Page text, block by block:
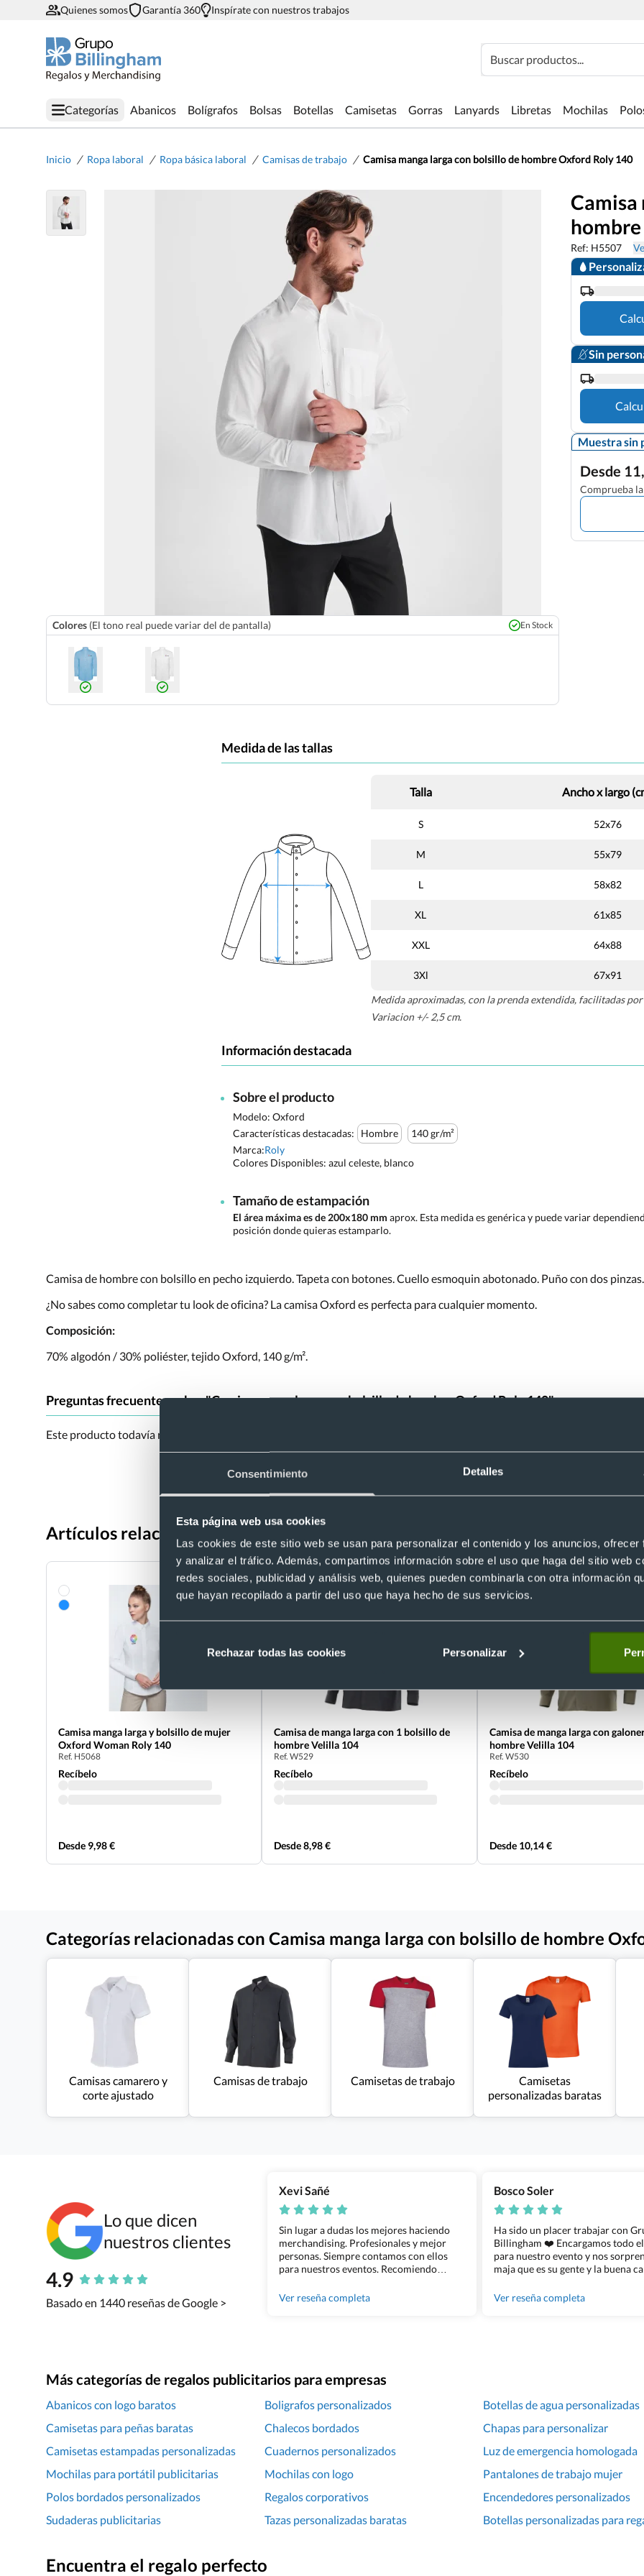
Consentimiento Detalles
Esta página web usa cookies
Las cookies de este sitio web se usan para personalizar el contenido y los anuncios,
y analizar el tráfico. Además, compartimos información sobre el uso que haga del sitio web
redes sociales, publicidad y análisis web, quienes pueden combinarla con otra información
que hayan recopilado a partir del uso que haya hecho de sus servicios.
Rechazar todas las cookies Personalizar
Quienes somos Garantía 360 Inspírate con nuestros trabajos
Buscar productos...
Categorías Abanicos Bolígrafos Bolsas Botellas Camisetas Gorras Lanyards Libretas Mochilas
Inicio / Ropa laboral / Ropa básica laboral / Camisas de trabajo / Camisa manga larga con bolsillo de hombre Oxford Roly 140
Colores (El tono real puede variar del de pantalla) En Stock
Camisa
Ref: H5507
Sin
Muestra sin
Desde
Comprueba
Medida de las tallas
Talla Ancho x largo
S 52x76
M 55x79
L 58x82
XL 61x85
XXL 64x88
3Xl
67x91
Medida aproximadas, con la prenda extendida, facilitadas
Variacion +/- 2,5 cm.
Información destacada
Sobre el producto
Modelo: Oxford
Características destacadas:
Hombre
140 gr/m²
Marca:Roly
Colores Disponibles: azul celeste, blanco
Tamaño de estampación
El área máxima es de 200x180 mm aprox. Esta medida es genérica y puede variar
posición donde quieras estamparlo.
Camisa de hombre con bolsillo en pecho izquierdo. Tapeta con botones. Cuello esmoquin abotonado. Puño con dos
¿No sabes como completar tu look de oficina? La camisa Oxford es perfecta para cualquier momento.
Composición:
70% algodón / 30% poliéster, tejido Oxford, 140 g/m².
Preguntas frecuentes sobre "Camisa manga larga con bolsillo de hombre Oxford Roly 140"
Este producto todavía no tiene preguntas. Si tienes alguna duda, consúltanos y te responderemos con la mayor brevedad
¿Tienes dudas sobre este producto?
Artículos relacionados con Camisa manga larga con bolsillo de hombre
Camisa manga larga y bolsillo de mujer
Oxford Woman Roly 140
Ref. H5068
Recíbelo
Desde 9,98 €
Recomendado
Camisa de manga larga con 1 bolsillo de
hombre Velilla 104
Ref. W529
Recíbelo
Desde 8,98 €
Camisa de manga larga con
hombre Velilla 104
Ref. W530
Recíbelo
Desde 10,14 €
Categorías relacionadas con Camisa manga larga con bolsillo de hombre
Camisas camarero y
corte ajustado
Camisas de trabajo Camisetas de trabajo
Camisetas
personalizadas baratas
Lo que dicen
nuestros clientes
4.9
Basado en 1440 reseñas de Google >
Xevi Sañé
Sin lugar a dudas los mejores haciendo
merchandising. Profesionales y mejor
personas. Siempre contamos con ellos
para nuestros eventos. Recomiendo
Ver reseña completa
Bosco Soler
Ha sido un placer trabajar con
Billingham ❤️ Encargamos todo
para nuestro evento y nos
maja que es su gente y la buena
100% recomendado!!
Ver reseña completa
Más categorías de regalos publicitarios para empresas
Abanicos con logo baratos Boligrafos personalizados
Botellas de agua personalizadas
Camisetas para peñas baratas
Chalecos bordados
Chapas para personalizar
Camisetas estampadas personalizadas
Cuadernos personalizados
Luz de emergencia homologada
Mochilas para portátil publicitarias
Mochilas con logo
Pantalones de trabajo mujer
Polos bordados personalizados
Regalos corporativos
Encendedores personalizados
Sudaderas publicitarias
Tazas personalizadas baratas Botellas personalizadas para
Encuentra el regalo perfecto